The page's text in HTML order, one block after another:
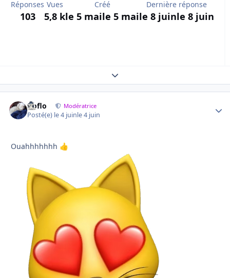
Réponses
103
Vues
5,8 k
Créé
le 5 maile 5 mai
Dernière réponse
le 8 juinle 8 juin
Expand topic overview
floflo Modératrice
Posté(e) le 4 juinle 4 juin
Ouahhhhhhh 👍